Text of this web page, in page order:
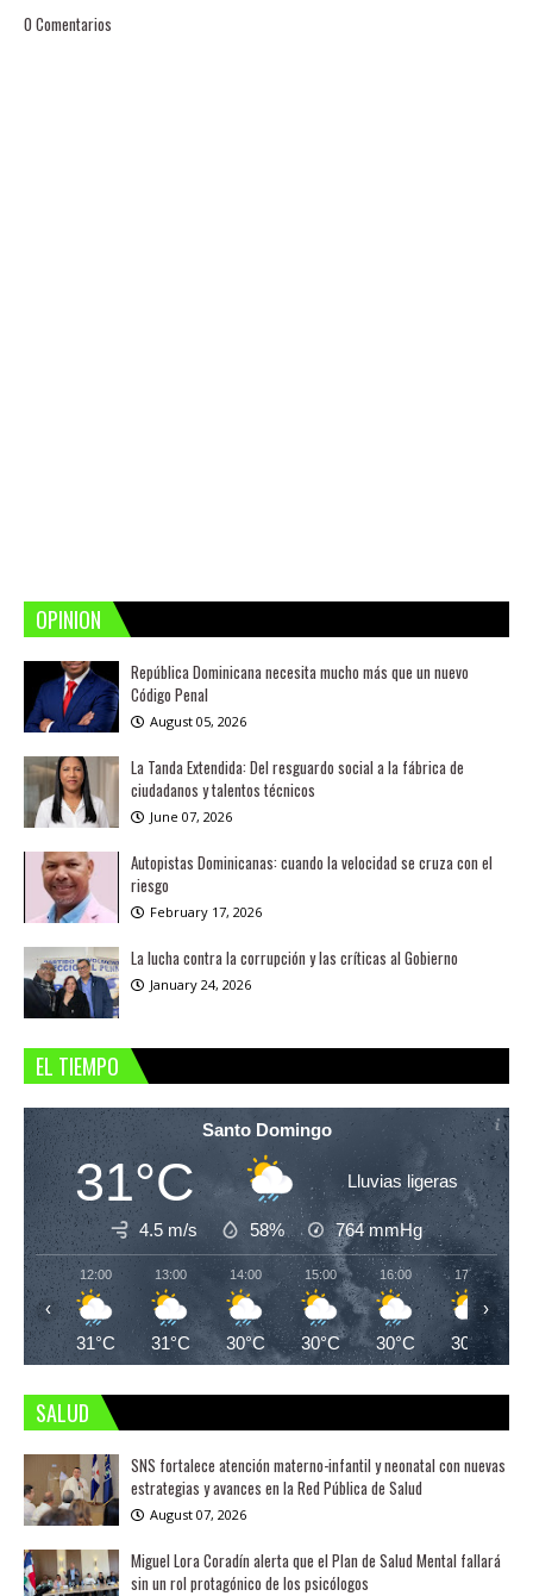
0 Comentarios
OPINION
República Dominicana necesita mucho más que un nuevo
Código Penal
August 05, 2026
La Tanda Extendida: Del resguardo social a la fábrica de
ciudadanos y talentos técnicos
June 07, 2026
Autopistas Dominicanas: cuando la velocidad se cruza con el
riesgo
February 17, 2026
La lucha contra la corrupción y las críticas al Gobierno
January 24, 2026
EL TIEMPO
Santo Domingo
31°C Lluvias ligeras
4.5 m/s 58% 764mmHg
12:00
31°C
13:00
31°C
14:00
30°C
15:00
30°C
16:00
30°C
17:00
30°C
‹ ›
SALUD
SNS fortalece atención materno-infantil y neonatal con nuevas
estrategias y avances en la Red Pública de Salud
August 07, 2026
Miguel Lora Coradín alerta que el Plan de Salud Mental fallará
sin un rol protagónico de los psicólogos